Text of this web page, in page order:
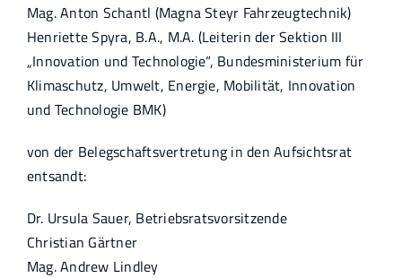
Mag. Anton Schantl (Magna Steyr Fahrzeugtechnik)
Henriette Spyra, B.A., M.A. (Leiterin der Sektion III
„Innovation und Technologie“, Bundesministerium für
Klimaschutz, Umwelt, Energie, Mobilität, Innovation
und Technologie BMK)
von der Belegschaftsvertretung in den Aufsichtsrat
entsandt:
Dr. Ursula Sauer, Betriebsratsvorsitzende
Christian Gärtner
Mag. Andrew Lindley